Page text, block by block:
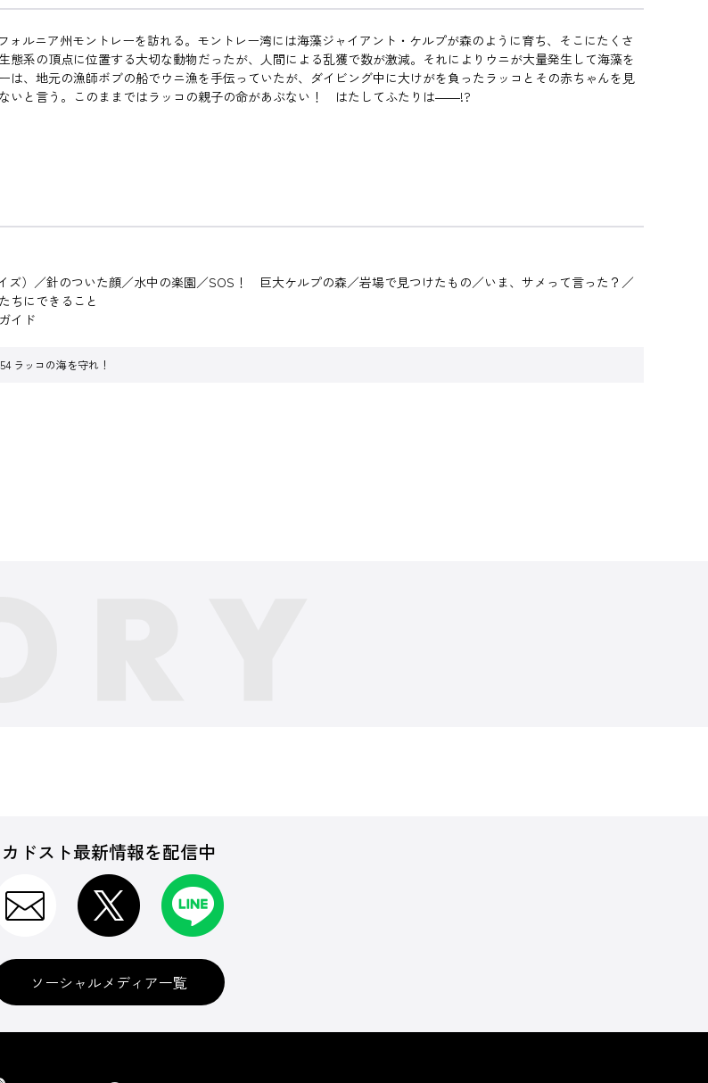
ォルニア州モントレーを訪れる。モントレー湾には海藻ジャイアント・ケルプが森のように育ち、そこにたくさ
系の頂点に位置する大切な動物だったが、人間による乱獲で数が激減。それによりウニが大量発生して海藻を
、地元の漁師ボブの船でウニ漁を手伝っていたが、ダイビング中に大けがを負ったラッコとその赤ちゃんを見
いと言う。このままではラッコの親子の命があぶない！ はたしてふたりは――!?
）／針のついた顔／水中の楽園／SOS！ 巨大ケルプの森／岩場で見つけたもの／いま、サメって言った？／
ちにできること
イド
ラッコの海を守れ！
カドスト最新情報を配信中
ソーシャルメディア一覧